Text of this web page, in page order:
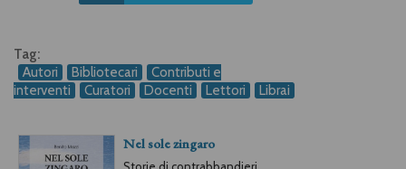
Tag:
Autori
Bibliotecari
Contributi e
interventi
Curatori Docenti Lettori Librai
Nel sole zingaro